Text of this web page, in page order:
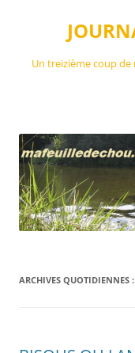
Un treizième coup
ARCHIVES QUOTIDIENNES :